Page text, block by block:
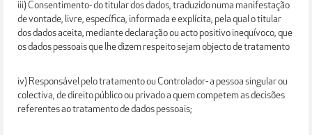
iii) Consentimento- do titular dos dados, traduzido numa manifestação
de vontade, livre, específica, informada e explícita, pela qual o titular
dos dados aceita, mediante declaração ou acto positivo inequívoco, que
os dados pessoais que lhe dizem respeito sejam objecto de tratamento
iv) Responsável pelo tratamento ou Controlador- a pessoa singular ou
colectiva, de direito público ou privado a quem competem as decisões
referentes ao tratamento de dados pessoais;